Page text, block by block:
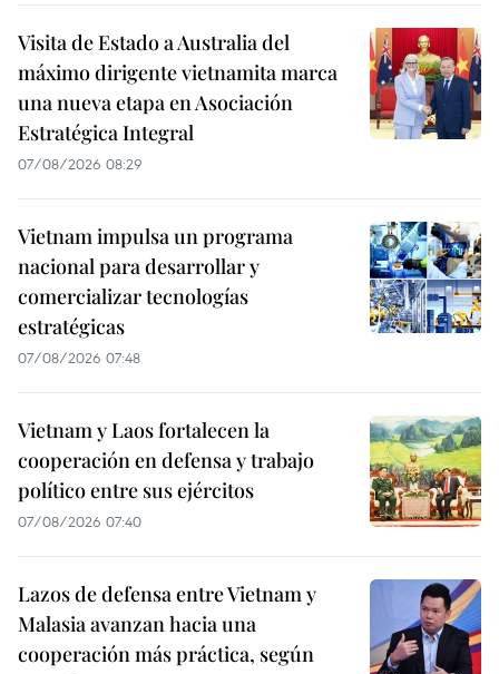
Visita de Estado a Australia del
máximo dirigente vietnamita marca
una nueva etapa en Asociación
Estratégica Integral
07/08/2026 08:29
Vietnam impulsa un programa
nacional para desarrollar y
comercializar tecnologías
estratégicas
07/08/2026 07:48
Vietnam y Laos fortalecen la
cooperación en defensa y trabajo
político entre sus ejércitos
07/08/2026 07:40
Lazos de defensa entre Vietnam y
Malasia avanzan hacia una
cooperación más práctica, según